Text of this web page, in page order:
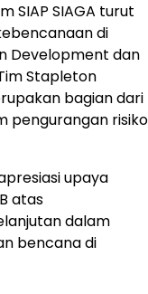
SIAP SIAGA turut
di
Development dan
Stapleton
bagian dari
pengurangan risiko
upaya
atas
dalam
bencana di